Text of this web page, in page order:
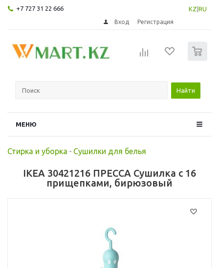
+7 727 31 22 666 KZ RU
Вход Регистрация
Найти
МЕНЮ
Стирка и уборка - Сушилки для белья
IKEA 30421216 ПРЕССА Сушилка с 16
прищепками, бирюзовый